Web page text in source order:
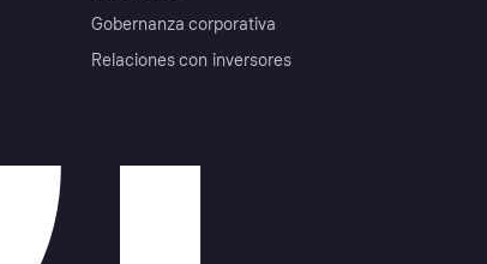
Gobernanza corporativa
Relaciones con inversores